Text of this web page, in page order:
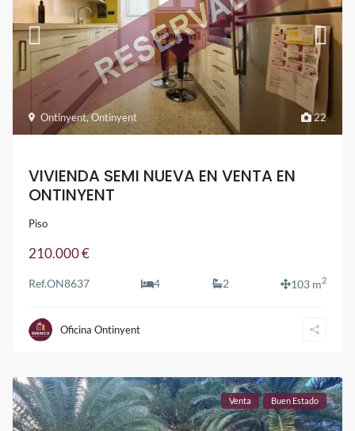
22
Ontinyent,Ontinyent
VIVIENDA SEMI NUEVA EN VENTA EN
ONTINYENT
Piso
210.000 €
Ref.ON8637 4 2 103 m2
Oficina Ontinyent
Venta Buen Estado